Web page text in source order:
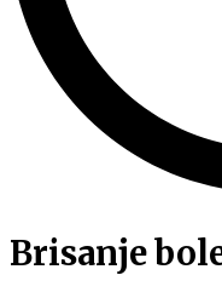
Brisanje